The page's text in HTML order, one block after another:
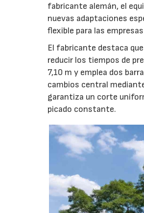
fabricante alemán, el
nuevas adaptaciones
flexible para las
El fabricante destaca
reducir los tiempos de
7,10 m y emplea dos
cambios central
garantiza un corte
picado constante.